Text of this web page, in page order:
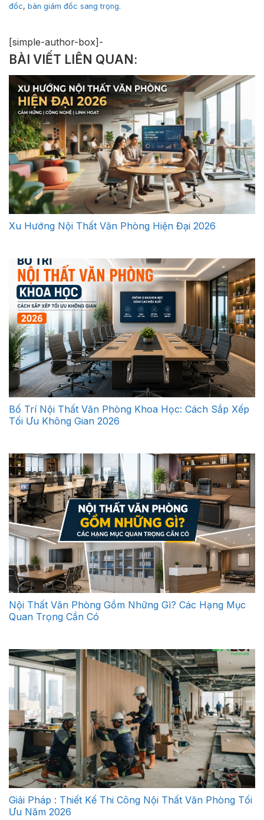
đốc, bàn giám đốc sang trọng.
[simple-author-box]-
BÀI VIẾT LIÊN QUAN:
Xu Hướng Nội Thất Văn Phòng Hiện Đại 2026
Bố Trí Nội Thất Văn Phòng Khoa Học: Cách Sắp Xếp
Tối Ưu Không Gian 2026
Nội Thất Văn Phòng Gồm Những Gì? Các Hạng Mục
Quan Trọng Cần Có
Giải Pháp : Thiết Kế Thi Công Nội Thất Văn Phòng Tối
Ưu Năm 2026